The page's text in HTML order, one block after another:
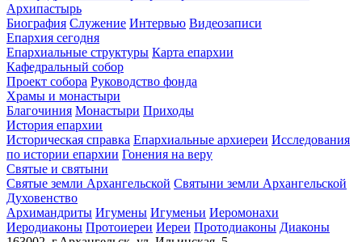
Архипастырь
Биография Служение Интервью Видеозаписи
Епархия сегодня
Епархиальные структуры Карта епархии
Кафедральный собор
Проект собора Руководство фонда
Храмы и монастыри
Благочиния Монастыри Приходы
История епархии
Историческая справка Епархиальные архиереи Исследования
по истории епархии Гонения на веру
Святые и святыни
Святые земли Архангельской Святыни земли Архангельской
Духовенство
Архимандриты Игумены Игуменьи Иеромонахи
Иеродиаконы Протоиереи Иереи Протодиаконы Диаконы